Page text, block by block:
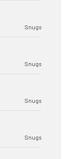
Snugs
Snugs
Snugs
Snugs